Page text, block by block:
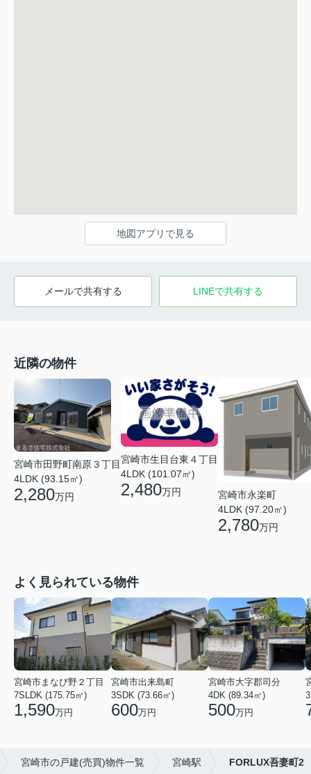
地図アプリで見る
メールで共有する LINEで共有する
近隣の物件
宮崎市田野町南原３丁目
4LDK (93.15㎡)
2,280万円
宮崎市生目台東４丁目
4LDK (101.07㎡)
2,480万円
宮崎市永楽町
4LDK (97.20㎡)
2,780万円
よく見られている物件
宮崎市まなび野２丁目
7SLDK (175.75㎡)
1,590万円
宮崎市出来島町
3SDK (73.66㎡)
600万円
宮崎市大字郡司分
4DK (89.34㎡)
500万円
宮崎市の戸建(売買)物件一覧 宮崎駅 FORLUX吾妻町2